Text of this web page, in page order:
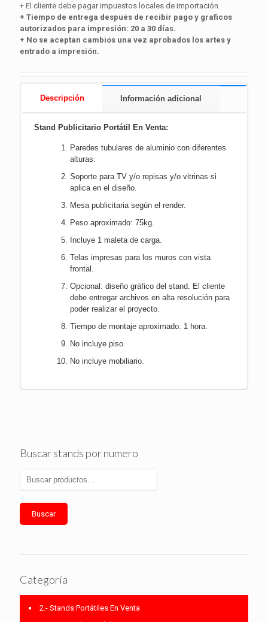
+ El cliente debe pagar impuestos locales de importación.
+ Tiempo de entrega después de recibir pago y graficos
autorizados para impresión: 20 a 30 días.
+ No se aceptan cambios una vez aprobados los artes y
entrado a impresión.
Descripción Información adicional
Stand Publicitario Portátil En Venta:
Paredes tubulares de aluminio con diferentes
alturas.
Soporte para TV y/o repisas y/o vitrinas si
aplica en el diseño.
Mesa publicitaria según el render.
Peso aproximado: 75kg.
Incluye 1 maleta de carga.
Telas impresas para los muros con vista
frontal.
Opcional: diseño gráfico del stand. El cliente
debe entregar archivos en alta resolución para
poder realizar el proyecto.
Tiempo de montaje aproximado: 1 hora.
No incluye piso.
No incluye mobiliario.
Buscar stands por numero
Buscar
Categoría
2.- Stands Portátiles En Venta